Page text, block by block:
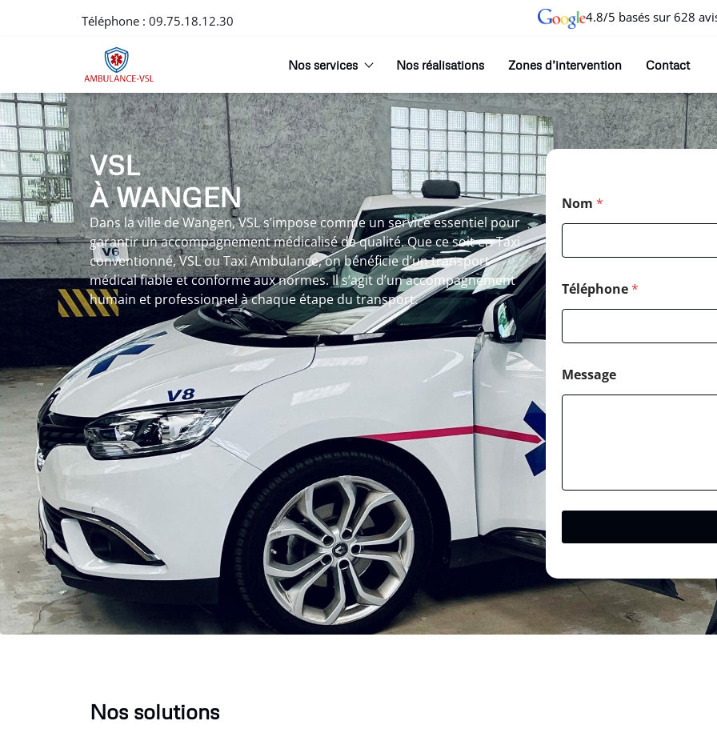
Téléphone : 09.75.18.12.30 4.8/5 basés sur 628
Nos services Nos réalisations Zones d’intervention Contact
VSL
À WANGEN
Dans la ville de Wangen, VSL s’impose comme un service essentiel pour
garantir un accompagnement médicalisé de qualité. Que ce soit en Taxi
conventionné, VSL ou Taxi Ambulance, on bénéficie d’un transport
médical fiable et conforme aux normes. Il s’agit d’un accompagnement
humain et professionnel à chaque étape du transport.
Nom *
Téléphone*
Message
Nos solutions